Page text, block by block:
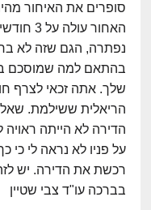
סופרים את האיחור
האחור
נפתרה, הגם שזה לא
בהתאם למה שמוסכם
שלך. אתה זכאי לצרף
הריאלית ששילמת.
הדירה לא הייתה
על פניו לא נראה לי כי
רכשת את הדירה. יש
בברכה עו"ד צבי שטיין